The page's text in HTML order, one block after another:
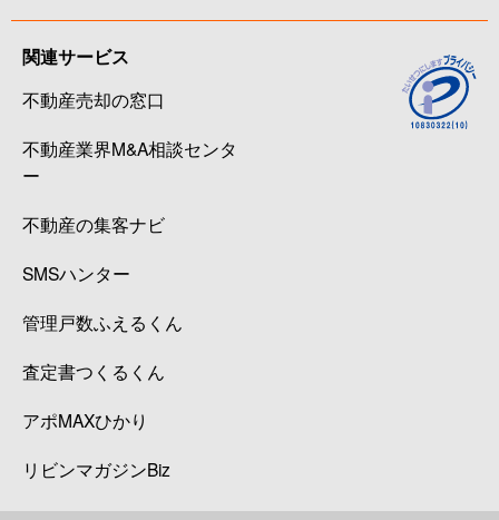
関連サービス
不動産売却の窓口
不動産業界M&A相談センタ
ー
不動産の集客ナビ
SMSハンター
管理戸数ふえるくん
査定書つくるくん
アポMAXひかり
リビンマガジンBiz